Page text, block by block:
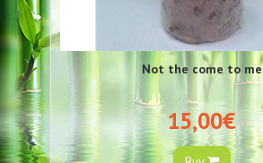
Not the come to me
15,00€